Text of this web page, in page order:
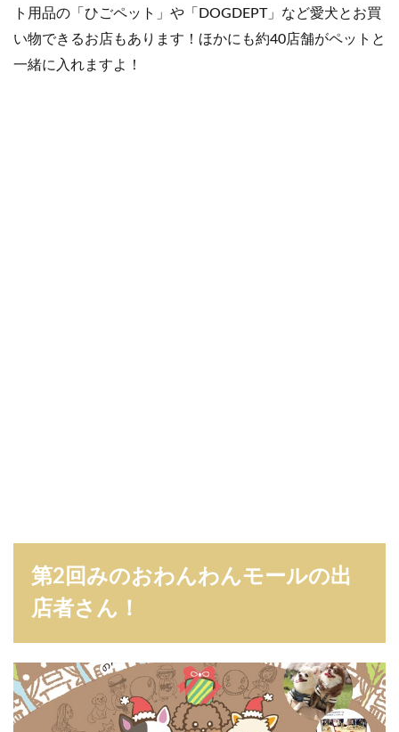
ト用品の「ひごペット」や「DOGDEPT」など愛犬とお買
い物できるお店もあります！ほかにも約40店舗がペットと
一緒に入れますよ！
第2回みのおわんわんモールの出
店者さん！